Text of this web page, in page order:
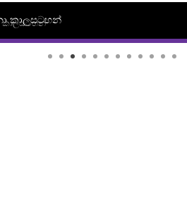
කාලසටහන්
කාලසටහන්